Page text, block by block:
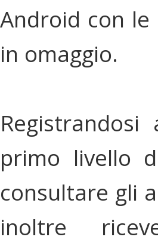
Android con
in omaggio.
primo livello
consultare gli
inoltre